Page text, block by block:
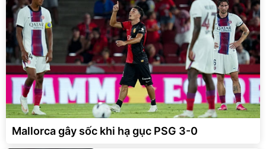
Mallorca gây sốc khi hạ gục PSG 3-0